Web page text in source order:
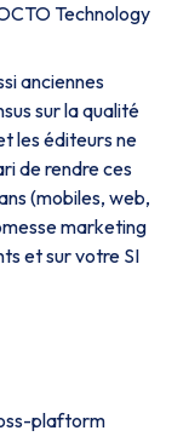
Technology
anciennes
sur la qualité
les éditeurs ne
de rendre ces
(mobiles, web,
marketing
et sur votre SI
plaftorm